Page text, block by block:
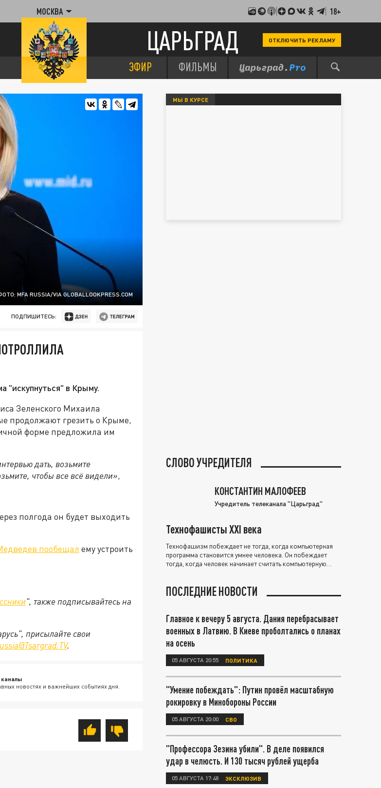
МОСКВА 18+
ЦАРЬГРАД ОТКЛЮЧИТЬ РЕКЛАМУ
ЭФИР ФИЛЬМЫ
MFA RUSSIA/VIA GLOBALLOOKPRESS.COM
ПОДПИШИТЕСЬ:
"искупнуться" в Крыму.
Зеленского Михаила
продолжают грезить о Крыме,
форме предложила им
дать, возьмите
чтобы все всё видели»,
полгода он будет выходить
пообещал ему устроить
", также подписывайтесь на
присылайте свои
.
новостях и важнейших событиях дня.
МЫ В КУРСЕ
СЛОВО УЧРЕДИТЕЛЯ
КОНСТАНТИН МАЛОФЕЕВ
Учредитель телеканала "Царьград"
Технофашисты XXI века
Технофашизм побеждает не тогда, когда компьютерная
программа становится умнее человека. Он побеждает
тогда, когда человек начинает считать компьютерную
ПОСЛЕДНИЕ НОВОСТИ
Главное к вечеру 5 августа. Дания перебрасывает
военных в Латвию. В Киеве проболтались о планах
на осень
05 АВГУСТА 20:55 ПОЛИТИКА
"Умение побеждать": Путин провёл масштабную
рокировку в Минобороны России
05 АВГУСТА 20:00 СВО
"Профессора Зезина убили". В деле появился
удар в челюсть. И 130 тысяч рублей ущерба
05 АВГУСТА 17:48 ЭКСКЛЮЗИВ